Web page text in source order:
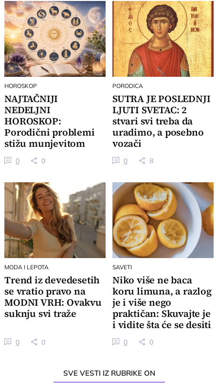
HOROSKOP
NAJTAČNIJI
NEDELJNI
HOROSKOP:
Porodični problemi
stižu munjevitom
brzinom, 3 znaka
dobijaju važan poziv
0 0
PORODICA
SUTRA JE POSLEDNJI
LJUTI SVETAC: 2
stvari svi treba da
uradimo, a posebno
vozači
0 8
MODA I LEPOTA
Trend iz devedesetih
se vratio pravo na
MODNI VRH: Ovakvu
suknju svi traže
0 0
SAVETI
Niko više ne baca
koru limuna, a razlog
je i više nego
praktičan: Skuvajte je
i vidite šta će se desiti
0 0
SVE VESTI IZ RUBRIKE ON